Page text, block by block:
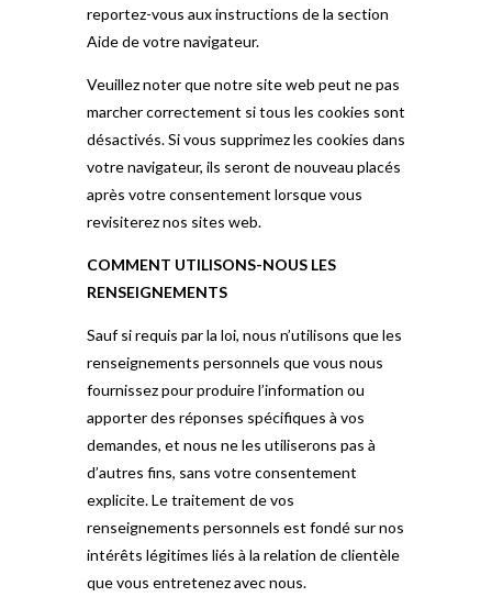
reportez-vous aux instructions de la section
Aide de votre navigateur.
Veuillez noter que notre site web peut ne pas
marcher correctement si tous les cookies sont
désactivés. Si vous supprimez les cookies dans
votre navigateur, ils seront de nouveau placés
après votre consentement lorsque vous
revisiterez nos sites web.
COMMENT UTILISONS-NOUS LES
RENSEIGNEMENTS
Sauf si requis par la loi, nous n’utilisons que les
renseignements personnels que vous nous
fournissez pour produire l’information ou
apporter des réponses spécifiques à vos
demandes, et nous ne les utiliserons pas à
d’autres fins, sans votre consentement
explicite. Le traitement de vos
renseignements personnels est fondé sur nos
intérêts légitimes liés à la relation de clientèle
que vous entretenez avec nous.